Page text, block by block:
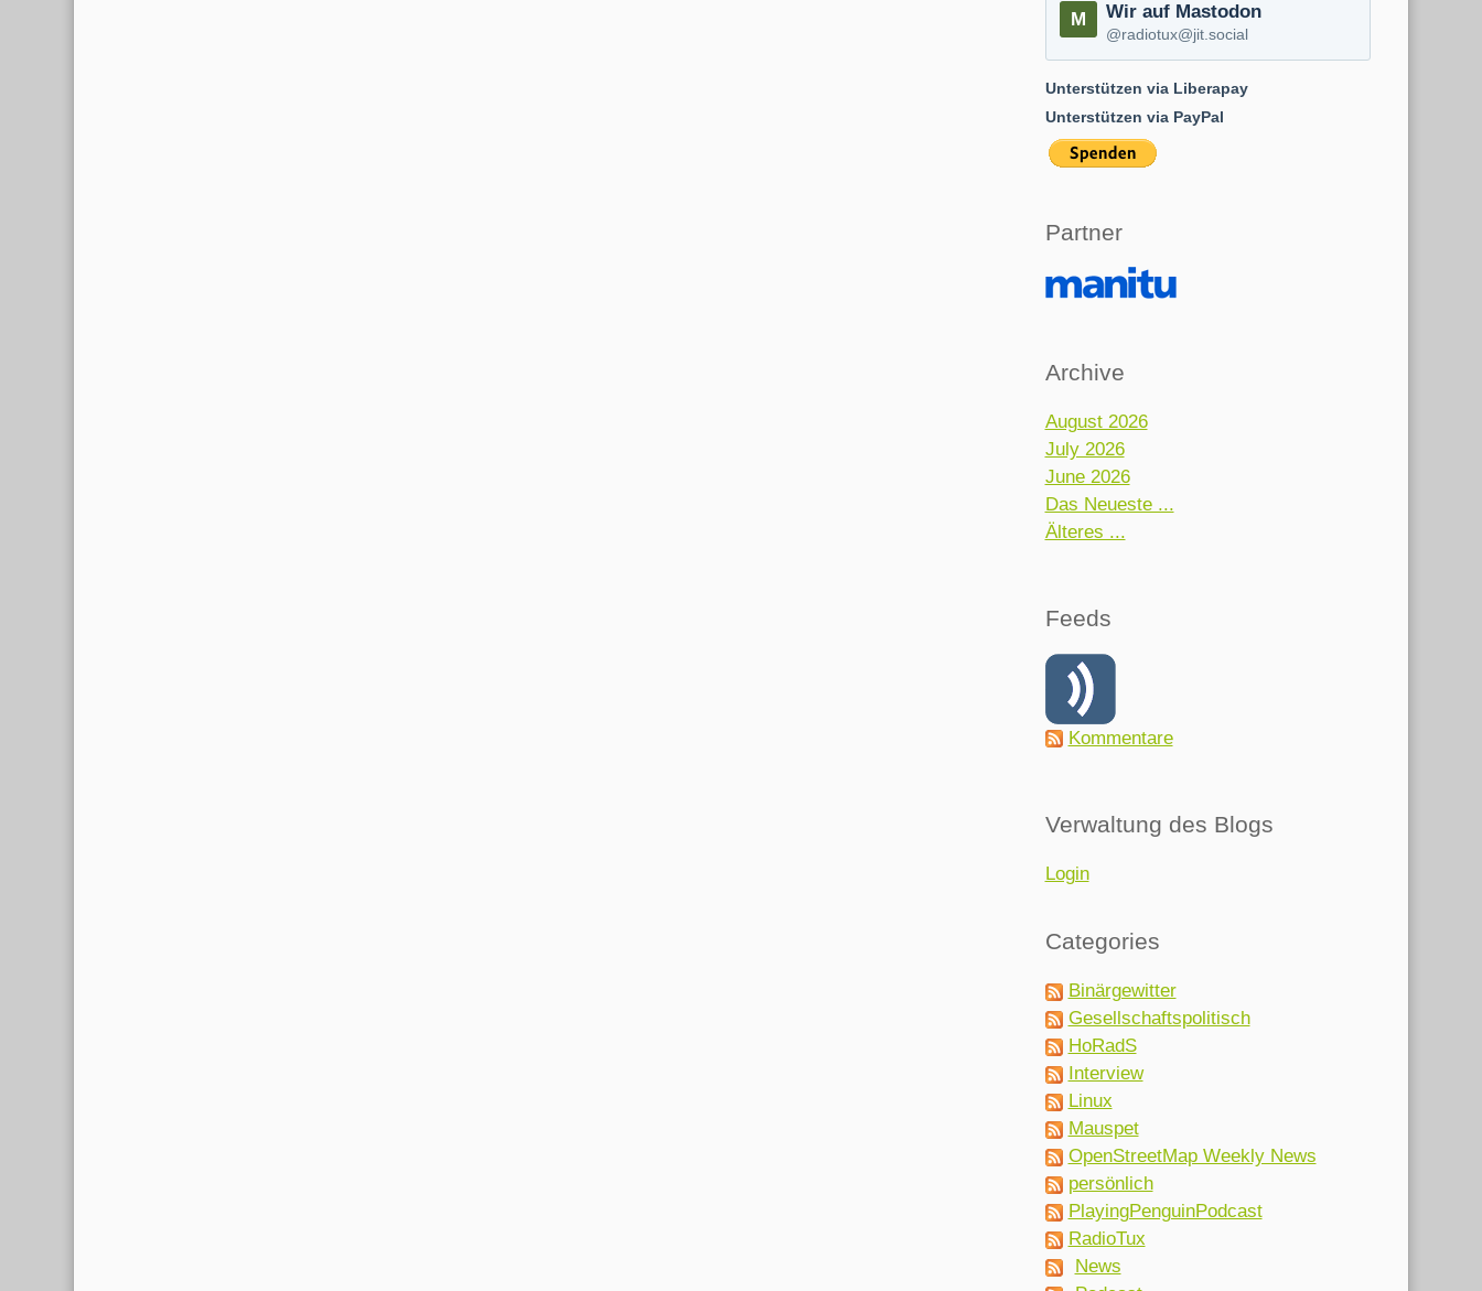
Wir auf Mastodon
@radiotux@jit.social
Unterstützen via Liberapay
Unterstützen via PayPal
Partner
Archive
August 2026
July 2026
June 2026
Das Neueste ...
Älteres ...
Feeds
Kommentare
Verwaltung des Blogs
Login
Categories
Binärgewitter
Gesellschaftspolitisch
HoRadS
Interview
Linux
Mauspet
OpenStreetMap Weekly News
persönlich
PlayingPenguinPodcast
RadioTux
News